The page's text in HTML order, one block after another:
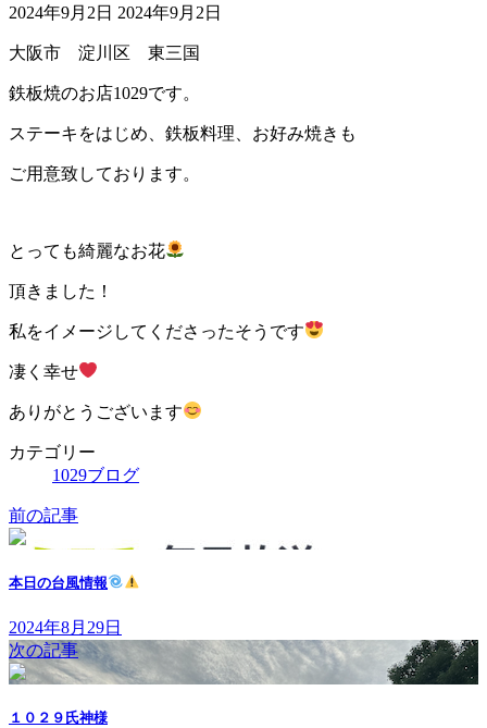
2024年9月2日 最
更
日
時
:
2024年9月2日
大阪市 淀川区 東三国
鉄板焼のお店1029です。
ステーキをはじめ、鉄板料理、お好み焼きも
ご用意致しております。
とっても綺麗なお花
頂きました！
私をイメージしてくださったそうです
凄く幸せ
ありがとうございます
カテゴリー
1029ブログ
前の記事
本日の台風情報
2024年8月29日
次の記事
１０２９氏神様